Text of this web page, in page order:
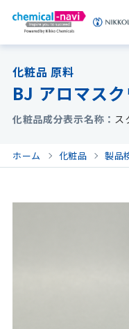
化粧品 原料
BJ アロマス
化粧品成分表示名称 ス
ホーム 化粧品 製品